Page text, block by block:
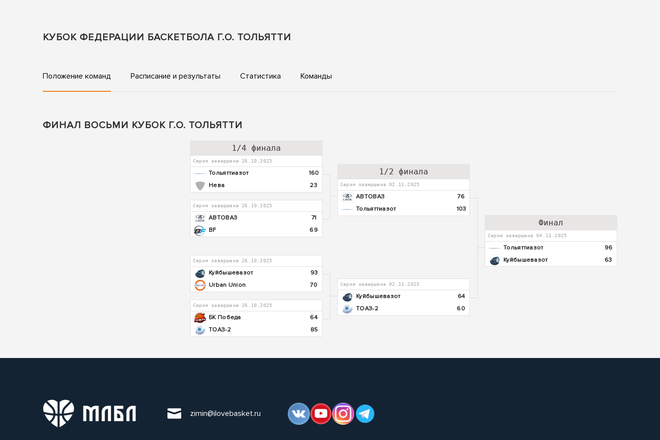
КУБОК ФЕДЕРАЦИИ БАСКЕТБОЛА Г.О. ТОЛЬЯТТИ
Положение команд Расписание и результаты Статистика Команды
ФИНАЛ ВОСЬМИ КУБОК Г.О. ТОЛЬЯТТИ
1/4 финала
Серия завершена 26.10.2025
Тольяттиазот
160
Нева
23
Серия завершена 26.10.2025
АВТОВАЗ
71
BF
69
Серия завершена 26.10.2025
Куйбышевазот
93
Urban Union
70
Серия завершена 26.10.2025
БК Победа
64
ТОАЗ-2
85
1/2 финала
Серия завершена 02.11.2025
АВТОВАЗ
76
Тольяттиазот
103
Серия завершена 02.11.2025
Куйбышевазот
64
ТОАЗ-2
60
Финал
Серия завершена 04.11.2025
Тольяттиазот
96
Куйбышевазот
63
zimin@ilovebasket.ru